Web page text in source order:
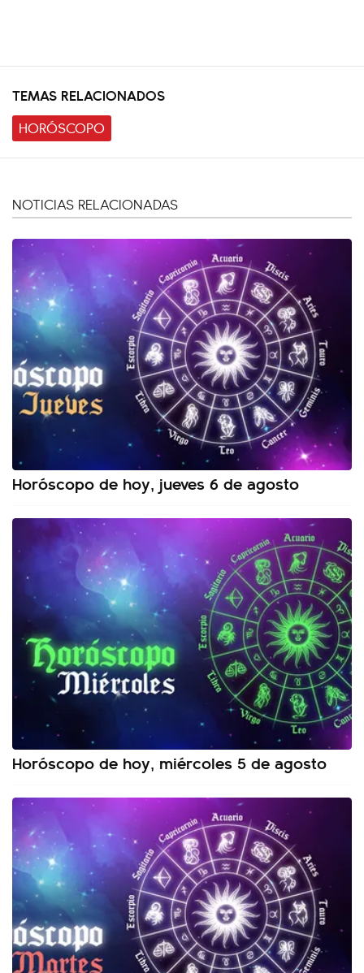
TEMAS RELACIONADOS
HORÓSCOPO
NOTICIAS RELACIONADAS
Horóscopo de hoy, jueves 6 de agosto
Horóscopo de hoy, miércoles 5 de agosto